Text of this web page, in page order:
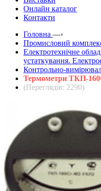
Онлайн каталог
Контакти
Головна —›
Промисловий
Електротехнічне
устаткування.
Контрольно-
Термометри ТКП-
(Переглядів: 2290)